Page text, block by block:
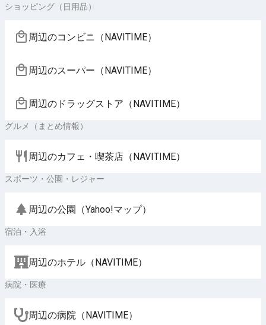
ショッピング（日用品）
周辺のコンビニ（NAVITIME）
周辺のスーパー（NAVITIME）
周辺のドラッグストア（NAVITIME）
グルメ（まとめ情報）
周辺のカフェ・喫茶店（NAVITIME）
スポーツ・公園・レジャー
周辺の公園（Yahoo!マップ）
宿泊・入浴
周辺のホテル（NAVITIME）
病院・医療
周辺の病院（NAVITIME）